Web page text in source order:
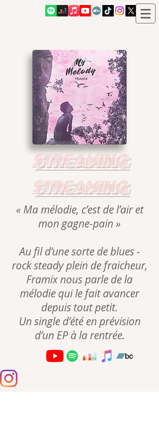
STREAMING
STREAMING
« Ma mélodie, c’est de l’air et
mon gagne-pain »
Au fil d’une sorte de blues -
rock steady plein de fraicheur,
Framix nous parle de la
mélodie qui le fait avancer
depuis tout petit.
Un single d’été en prévision
d’un EP à la rentrée.